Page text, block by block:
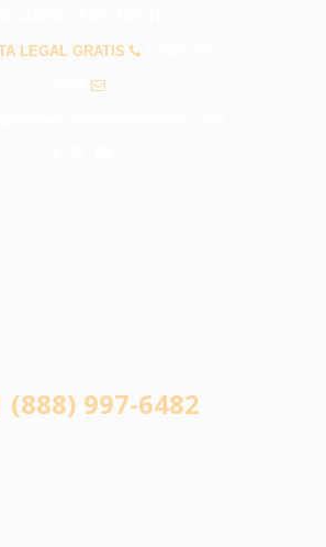
LEGAL GRATIS
997-6482